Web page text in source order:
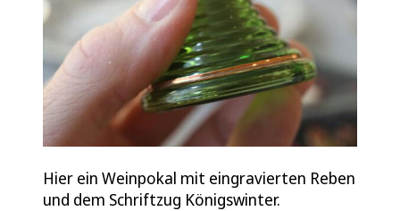
Hier ein Weinpokal mit eingravierten Reben
und dem Schriftzug Königswinter.